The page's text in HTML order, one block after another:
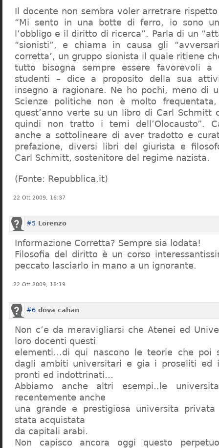
Il docente non sembra voler arretrare
“Mi sento in una botte di ferro, io sono
l’obbligo e il diritto di ricerca”. Parla di un
“sionisti”, e chiama in causa gli
corretta’, un gruppo sionista il quale ritiene
tutto bisogna sempre essere favorevoli a
studenti – dice a proposito della sua
insegno a ragionare. Ne ho pochi, meno di
Scienze politiche non è molto
quest’anno verte su un libro di Carl Schmitt
quindi non tratto i temi dell’Olocausto”.
anche a sottolineare di aver tradotto e
prefazione, diversi libri del giurista e
Carl Schmitt, sostenitore del regime nazista.
(Fonte: Repubblica.it)
22 Ott 2009, 16:37
#5 Lorenzo
Informazione Corretta? Sempre sia lodata!
Filosofia del diritto è un corso
peccato lasciarlo in mano a un ignorante.
22 Ott 2009, 18:19
#6 dova cahan
Non c’e da meravigliarsi che Atenei ed
loro docenti questi
elementi…di qui nascono le teorie che poi
dagli ambiti universitari e gia i proseliti ed
pronti ed indottrinati…
Abbiamo anche altri esempi..le
recentemente anche
una grande e prestigiosa universita
stata acquistata
da capitali arabi.
Non capisco ancora oggi questo